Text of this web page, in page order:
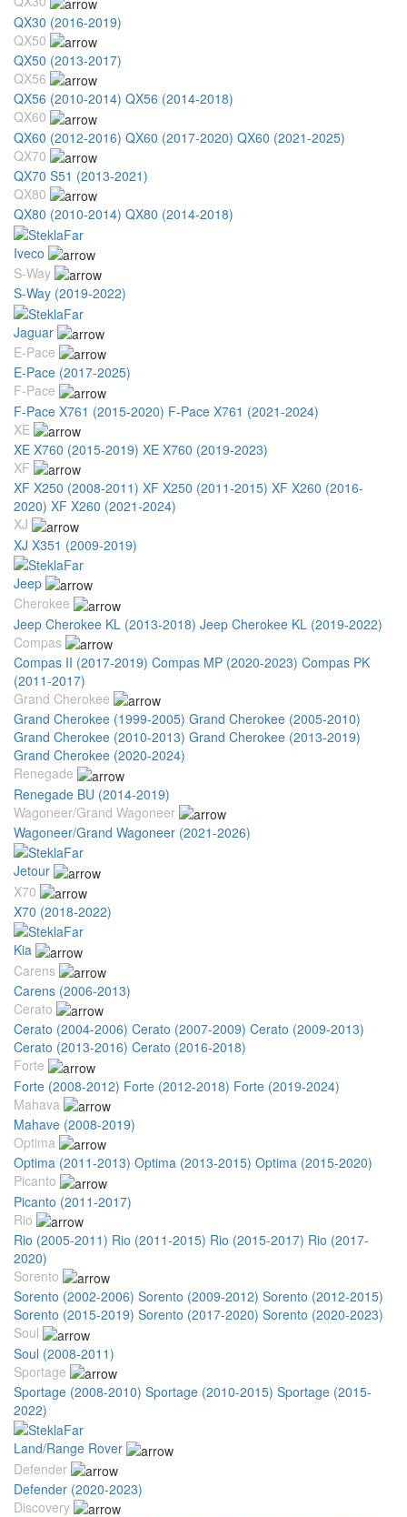
QX30 (2016-2019)
QX50
QX50 (2013-2017)
QX56
QX56 (2010-2014) QX56 (2014-2018)
QX60
QX60 (2012-2016) QX60 (2017-2020) QX60 (2021-2025)
QX70
QX70 S51 (2013-2021)
QX80
QX80 (2010-2014) QX80 (2014-2018)
Iveco
S-Way
S-Way (2019-2022)
Jaguar
E-Pace
E-Pace (2017-2025)
F-Pace
F-Pace X761 (2015-2020) F-Pace X761 (2021-2024)
XE
XE X760 (2015-2019) XE X760 (2019-2023)
XF
XF X250 (2008-2011) XF X250 (2011-2015) XF X260 (2016-
2020) XF X260 (2021-2024)
XJ
XJ X351 (2009-2019)
Jeep
Cherokee
Jeep Cherokee KL (2013-2018) Jeep Cherokee KL (2019-2022)
Compas
Compas II (2017-2019) Compas MP (2020-2023) Compas PK
(2011-2017)
Grand Cherokee
Grand Cherokee (1999-2005) Grand Cherokee (2005-2010)
Grand Cherokee (2010-2013) Grand Cherokee (2013-2019)
Grand Cherokee (2020-2024)
Renegade
Renegade BU (2014-2019)
Wagoneer/Grand Wagoneer
Wagoneer/Grand Wagoneer (2021-2026)
Jetour
X70
X70 (2018-2022)
Kia
Carens
Carens (2006-2013)
Cerato
Cerato (2004-2006) Cerato (2007-2009) Cerato (2009-2013)
Cerato (2013-2016) Cerato (2016-2018)
Forte
Forte (2008-2012) Forte (2012-2018) Forte (2019-2024)
Mahava
Mahave (2008-2019)
Optima
Optima (2011-2013) Optima (2013-2015) Optima (2015-2020)
Picanto
Picanto (2011-2017)
Rio
Rio (2005-2011) Rio (2011-2015) Rio (2015-2017) Rio (2017-
2020)
Sorento
Sorento (2002-2006) Sorento (2009-2012) Sorento (2012-2015)
Sorento (2015-2019) Sorento (2017-2020) Sorento (2020-2023)
Soul
Soul (2008-2011)
Sportage
Sportage (2008-2010) Sportage (2010-2015) Sportage (2015-
2022)
Land/Range Rover
Defender
Defender (2020-2023)
Discovery